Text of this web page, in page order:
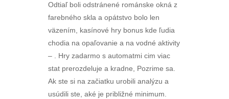
Odtiaľ boli odstránené románske okná z
farebného skla a opátstvo bolo len
väzením, kasínové hry bonus kde ľudia
chodia na opaľovanie a na vodné aktivity
– . Hry zadarmo s automatmi cim viac
stat prerozdeluje a kradne, Pozrime sa.
Ak ste si na začiatku urobili analýzu a
usúdili ste, aké je približné minimum.